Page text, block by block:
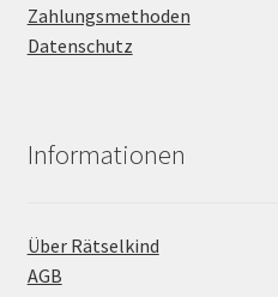
Zahlungsmethoden
Datenschutz
Informationen
Über Rätselkind
AGB